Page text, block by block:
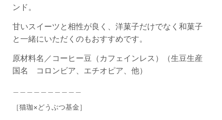
ンド。
甘いスイーツと相性が良く、洋菓子だけでなく和菓子
と一緒にいただくのもおすすめです。
原材料名／コーヒー豆（カフェインレス）（生豆生産
国名 コロンビア、エチオピア、他）
［猫珈×どうぶつ基金］